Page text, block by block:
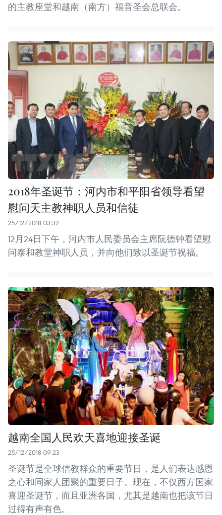
的主教座堂和越南（南方）福音圣会总联会。
2018年圣诞节：河内市和平阳省领导看望
慰问天主教神职人员和信徒
25/12/2018 03:32
12月24日下午，河内市人民委员会主席阮德钟看望慰
问泰和教堂神职人员，并向他们致以圣诞节祝福。
越南全国人民欢天喜地迎接圣诞
25/12/2018 09:23
圣诞节是全球信教群众的重要节日，是人们表达感恩
之心和同家人团聚的重要日子。现在，不仅西方国家
喜迎圣诞节，而且亚洲各国，尤其是越南也把该节日
过得有声有色。